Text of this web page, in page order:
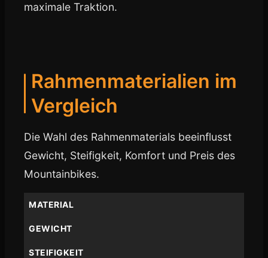
maximale Traktion.
Rahmenmaterialien im
Vergleich
Die Wahl des Rahmenmaterials beeinflusst
Gewicht, Steifigkeit, Komfort und Preis des
Mountainbikes.
MATERIAL
GEWICHT
STEIFIGKEIT